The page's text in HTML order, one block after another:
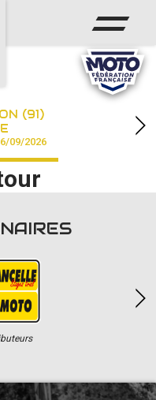
(91)
09/2026